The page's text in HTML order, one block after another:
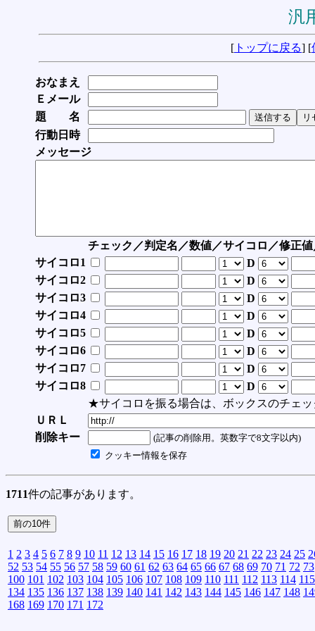
汎
[ トップに戻る] [
おなまえ
Ｅメール
題 名
行動日時
メッセージ
チェック／判定名／数値／サイコロ／修正
サイコロ1
D
サイコロ2
D
サイコロ3
D
サイコロ4
D
サイコロ5
D
サイコロ6
D
サイコロ7
D
サイコロ8
D
★サイコロを振る場合は、ボックスのチェッ
ＵＲＬ
削除キー
(記事の削除用。英数字で8文字以内)
クッキー情報を保存
1711件の記事があります。
1 2 3 4 5 6 7 8 9 10 11 12 13 14 15 16 17 18 19 20 21 22 23 24 25
52 53 54 55 56 57 58 59 60 61 62 63 64 65 66 67 68 69 70 71 72 73
100 101 102 103 104 105 106 107 108 109 110 111 112 113 114 115
134 135 136 137 138 139 140 141 142 143 144 145 146 147 148
168 169 170 171 172